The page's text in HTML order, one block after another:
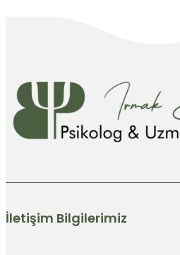
İletişim Bilgilerimiz